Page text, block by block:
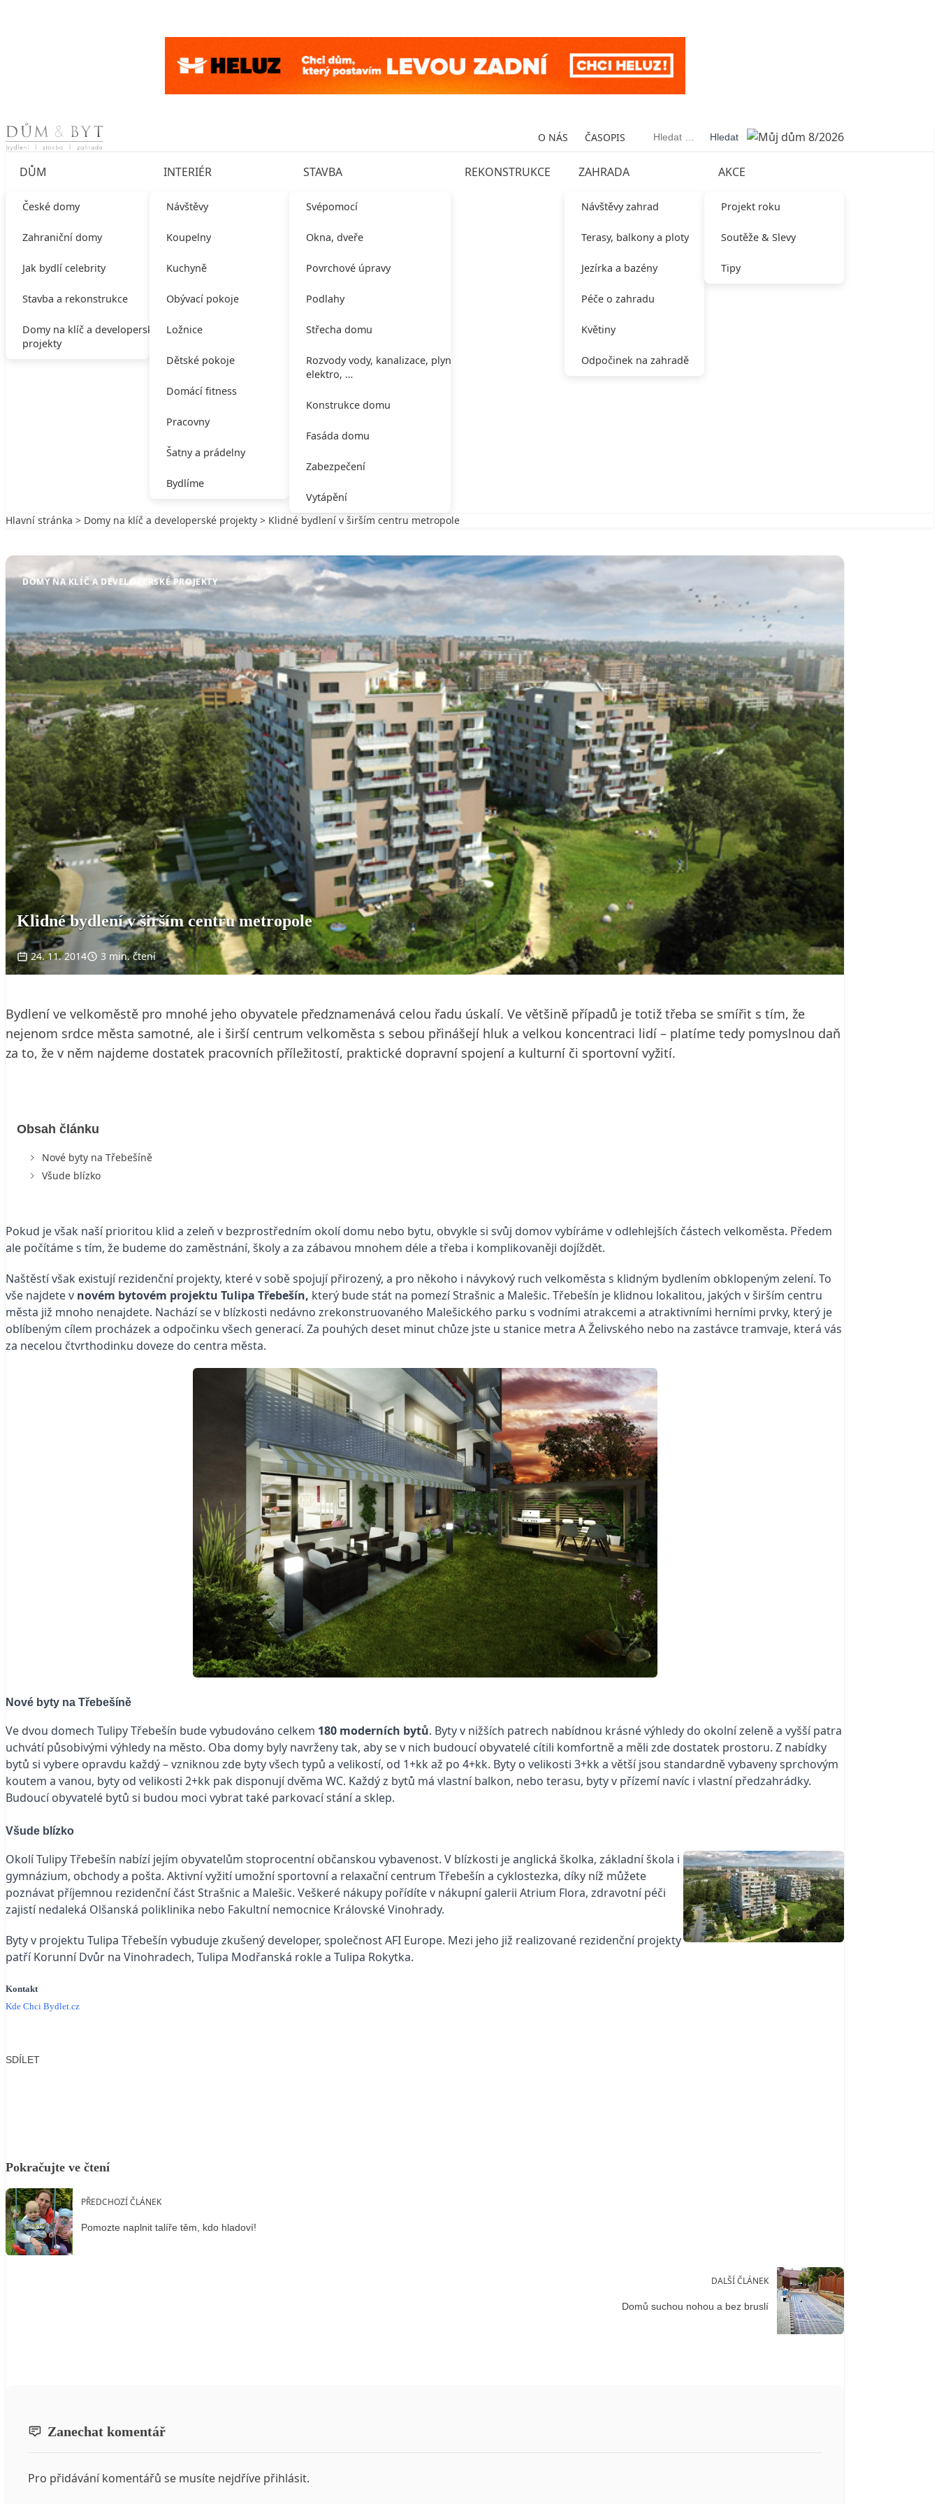
Skip to content O NÁS ČASOPIS Vyhledávání
DŮM
České domy
Zahraniční domy
Jak bydlí celebrity
Stavba a rekonstrukce
Domy na klíč a developerské
projekty
INTERIÉR
Návštěvy
Koupelny
Kuchyně
Obývací pokoje
Ložnice
Dětské pokoje
Domácí fitness
Pracovny
Šatny a prádelny
Bydlíme
STAVBA
Svépomocí
Okna, dveře
Povrchové úpravy
Podlahy
Střecha domu
Rozvody vody, kanalizace, plynu,
elektro, …
Konstrukce domu
Fasáda domu
Zabezpečení
Vytápění
REKONSTRUKCE ZAHRADA
Návštěvy zahrad
Terasy, balkony a ploty
Jezírka a bazény
Péče o zahradu
Květiny
Odpočinek na zahradě
AKCE
Projekt roku
Soutěže & Slevy
Tipy
Hlavní stránka > Domy na klíč a developerské projekty > Klidné bydlení v širším centru metropole
DOMY NA KLÍČ A DEVELOPERSKÉ PROJEKTY
Klidné bydlení v širším centru metropole
24. 11. 2014 3 min. čtení
Bydlení ve velkoměstě pro mnohé jeho obyvatele předznamenává celou řadu úskalí. Ve většině případů je totiž třeba se smířit s tím, že
nejenom srdce města samotné, ale i širší centrum velkoměsta s sebou přinášejí hluk a velkou koncentraci lidí – platíme tedy pomyslnou daň
za to, že v něm najdeme dostatek pracovních příležitostí, praktické dopravní spojení a kulturní či sportovní vyžití.
Obsah článku
Nové byty na Třebešíně
Všude blízko
Pokud je však naší prioritou klid a zeleň v bezprostředním okolí domu nebo bytu, obvykle si svůj domov vybíráme v odlehlejších částech velkoměsta. Předem
ale počítáme s tím, že budeme do zaměstnání, školy a za zábavou mnohem déle a třeba i komplikovaněji dojíždět.
Naštěstí však existují rezidenční projekty, které v sobě spojují přirozený, a pro někoho i návykový ruch velkoměsta s klidným bydlením obklopeným zelení. To
vše najdete v novém bytovém projektu Tulipa Třebešín, který bude stát na pomezí Strašnic a Malešic. Třebešín je klidnou lokalitou, jakých v širším centru
města již mnoho nenajdete. Nachází se v blízkosti nedávno zrekonstruovaného Malešického parku s vodními atrakcemi a atraktivními herními prvky, který je
oblíbeným cílem procházek a odpočinku všech generací. Za pouhých deset minut chůze jste u stanice metra A Želivského nebo na zastávce tramvaje, která vás
za necelou čtvrthodinku doveze do centra města.
Nové byty na Třebešíně
Ve dvou domech Tulipy Třebešín bude vybudováno celkem 180 moderních bytů. Byty v nižších patrech nabídnou krásné výhledy do okolní zeleně a vyšší patra
uchvátí působivými výhledy na město. Oba domy byly navrženy tak, aby se v nich budoucí obyvatelé cítili komfortně a měli zde dostatek prostoru. Z nabídky
bytů si vybere opravdu každý – vzniknou zde byty všech typů a velikostí, od 1+kk až po 4+kk. Byty o velikosti 3+kk a větší jsou standardně vybaveny sprchovým
koutem a vanou, byty od velikosti 2+kk pak disponují dvěma WC. Každý z bytů má vlastní balkon, nebo terasu, byty v přízemí navíc i vlastní předzahrádky.
Budoucí obyvatelé bytů si budou moci vybrat také parkovací stání a sklep.
Všude blízko
Okolí Tulipy Třebešín nabízí jejím obyvatelům stoprocentní občanskou vybavenost. V blízkosti je anglická školka, základní škola i
gymnázium, obchody a pošta. Aktivní vyžití umožní sportovní a relaxační centrum Třebešín a cyklostezka, díky níž můžete
poznávat příjemnou rezidenční část Strašnic a Malešic. Veškeré nákupy pořídíte v nákupní galerii Atrium Flora, zdravotní péči
zajistí nedaleká Olšanská poliklinika nebo Fakultní nemocnice Královské Vinohrady.
Byty v projektu Tulipa Třebešín vybuduje zkušený developer, společnost AFI Europe. Mezi jeho již realizované rezidenční projekty
patří Korunní Dvůr na Vinohradech, Tulipa Modřanská rokle a Tulipa Rokytka.
Kontakt
Kde Chci Bydlet.cz
SDÍLET
Pokračujte ve čtení
PŘEDCHOZÍ ČLÁNEK
Pomozte naplnit talíře těm, kdo hladoví!
DALŠÍ ČLÁNEK
Domů suchou nohou a bez bruslí
Zanechat komentář
Pro přidávání komentářů se musíte nejdříve přihlásit.